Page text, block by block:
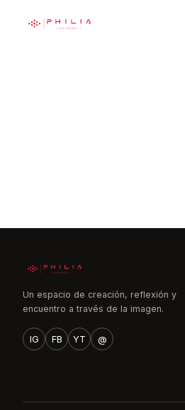
Un espacio de creación, reflexión y
encuentro a través de la imagen.
IG FB YT @